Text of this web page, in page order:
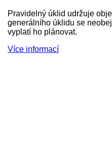
Pravidelný úklid udržuje
generálního úklidu se
vyplatí ho plánovat.
Více informací